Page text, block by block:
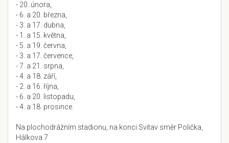
- 20. února,
- 6. a 20. března,
- 3. a 17. dubna,
- 1. a 15. května,
- 5. a 19. června,
- 3. a 17. července,
- 7. a 21. srpna,
- 4. a 18. září,
- 2. a 16. října,
- 6. a 20. listopadu,
- 4. a 18. prosince.
Na plochodrážním stadionu, na konci Svitav směr Polička,
Hálkova 7